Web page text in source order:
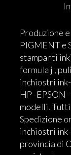
Produzione
PIGMENT e
stampanti
formula j ,
inchiostri
HP -EPSON
modelli.
Spedizione
inchiostri
provincia di